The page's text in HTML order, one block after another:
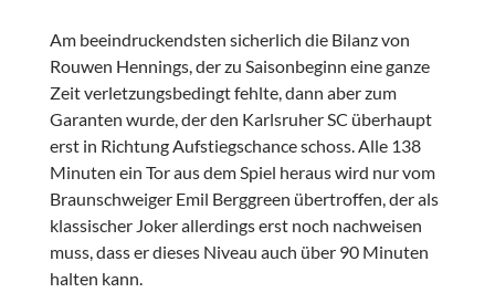
Am beeindruckendsten sicherlich die Bilanz von
Rouwen Hennings, der zu Saisonbeginn eine ganze
Zeit verletzungsbedingt fehlte, dann aber zum
Garanten wurde, der den Karlsruher SC überhaupt
erst in Richtung Aufstiegschance schoss. Alle 138
Minuten ein Tor aus dem Spiel heraus wird nur vom
Braunschweiger Emil Berggreen übertroffen, der als
klassischer Joker allerdings erst noch nachweisen
muss, dass er dieses Niveau auch über 90 Minuten
halten kann.